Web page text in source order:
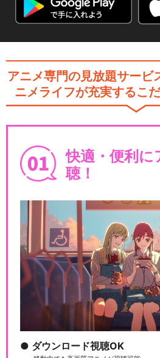
アニメ専門の見放題サービ
ニメライフが充実するこ
快適・便利に
聴！
ダウンロード視聴OK